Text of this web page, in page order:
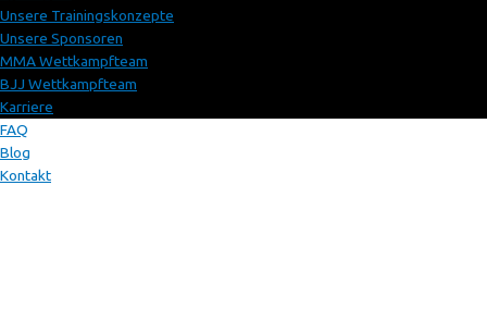
Unsere Trainingskonzepte
Unsere Sponsoren
MMA Wettkampfteam
BJJ Wettkampfteam
Karriere
FAQ
Blog
Kontakt